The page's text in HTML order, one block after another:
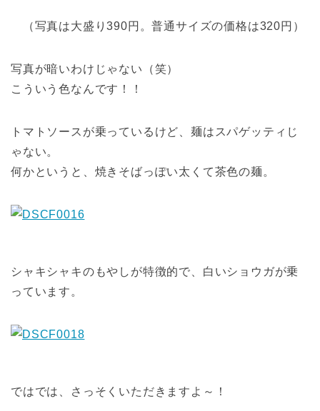
（写真は大盛り390円。普通サイズの価格は320円）
写真が暗いわけじゃない（笑）
こういう色なんです！！
トマトソースが乗っているけど、麺はスパゲッティじ
ゃない。
何かというと、焼きそばっぽい太くて茶色の麺。
シャキシャキのもやしが特徴的で、白いショウガが乗
っています。
ではでは、さっそくいただきますよ～！